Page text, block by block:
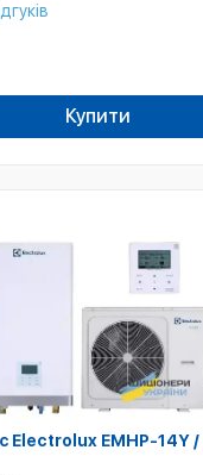
Купити
Electrolux EMHP-14Y /